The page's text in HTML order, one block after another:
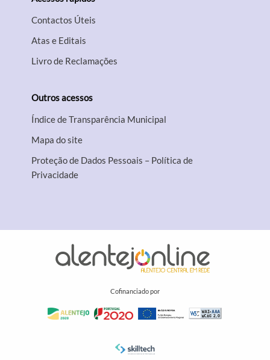
Contactos Úteis
Atas e Editais
Livro de Reclamações
Outros acessos
Índice de Transparência Municipal
Mapa do site
Proteção de Dados Pessoais – Política de
Privacidade
Cofinanciado por